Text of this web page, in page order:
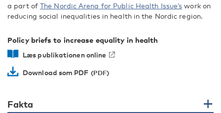
a part of The Nordic Arena for Public Health Issue’s work on
reducing social inequalities in health in the Nordic region.
Policy briefs to increase equality in health
Læs publikationen online
Download som PDF
Fakta